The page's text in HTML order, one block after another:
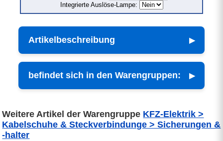
Integrierte Auslöse-Lampe:
Artikelbeschreibung
befindet sich in den Warengruppen:
Weitere Artikel der Warengruppe KFZ-Elektrik >
Kabelschuhe & Steckverbindunge > Sicherungen &
-halter